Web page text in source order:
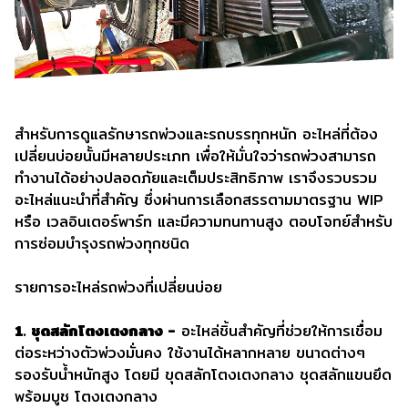
สำหรับการดูแลรักษารถพ่วงและรถบรรทุกหนัก อะไหล่ที่ต้อง
เปลี่ยนบ่อยนั้นมีหลายประเภท เพื่อให้มั่นใจว่ารถพ่วงสามารถ
ทำงานได้อย่างปลอดภัยและเต็มประสิทธิภาพ เราจึงรวบรวม
อะไหล่แนะนำที่สำคัญ ซึ่งผ่านการเลือกสรรตามมาตรฐาน WIP
หรือ เวลอินเตอร์พาร์ท และมีความทนทานสูง ตอบโจทย์สำหรับ
การซ่อมบำรุงรถพ่วงทุกชนิด
รายการอะไหล่รถพ่วงที่เปลี่ยนบ่อย
1. ชุดสลักโตงเตงกลาง - อะไหล่ชิ้นสำคัญที่ช่วยให้การเชื่อม
ต่อระหว่างตัวพ่วงมั่นคง ใช้งานได้หลากหลาย ขนาดต่างๆ
รองรับน้ำหนักสูง โดยมี ขุดสลักโตงเตงกลาง ชุดสลักแขนยึด
พร้อมบูช โตงเตงกลาง